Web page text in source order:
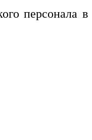
персонала в